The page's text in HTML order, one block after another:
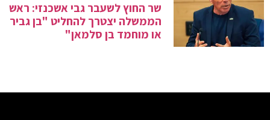
שר החוץ לשעבר גבי אשכנזי: ראש
הממשלה יצטרך להחליט "בן גביר
או מוחמד בן סלמאן"